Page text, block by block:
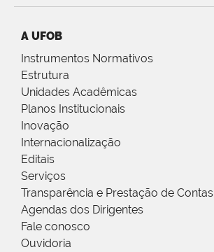
A UFOB
Instrumentos Normativos
Estrutura
Unidades Acadêmicas
Planos Institucionais
Inovação
Internacionalização
Editais
Serviços
Transparência e Prestação de Contas
Agendas dos Dirigentes
Fale conosco
Ouvidoria